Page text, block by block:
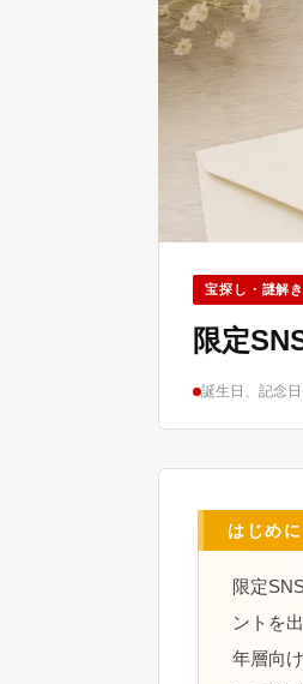
宝探し・謎解
限定
誕生日、記念
限定
ントを
年層向